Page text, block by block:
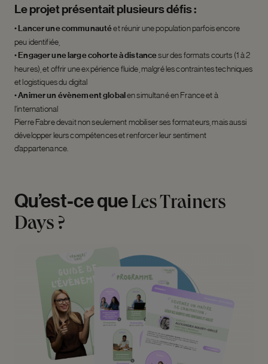
Le projet présentait plusieurs défis :
•Lancer une communautéet réunir une population parfois encore
peu identifiée,
•Engager une large cohorte à distancesur des formats courts (1 à 2
heures), et offrir une expérience fluide, malgré les contraintes techniques
et logistiques du digital
•Animer un évènement globalen simultané en France et à
l’international
Pierre Fabre devait non seulement mobiliser ses formateurs, mais aussi
développer leurs compétences et renforcer leur sentiment
d’appartenance.
Qu’est-cequeLesTrainers
Days?